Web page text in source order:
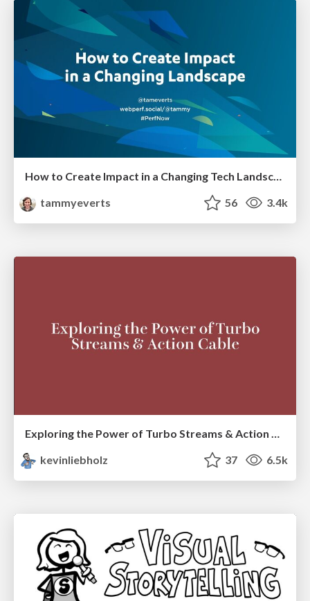
How to Create Impact in a Changing Tech Landscape [PerfNow 2023]
tammyeverts
56 3.4k
Exploring the Power of Turbo Streams & Action Cable | RailsConf2023
kevinliebholz
37 6.5k